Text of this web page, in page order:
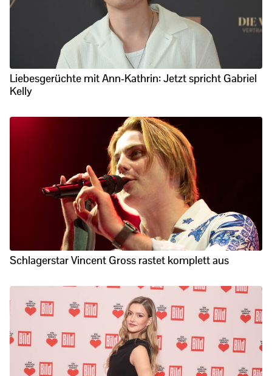
Liebesgerüchte mit Ann-Kathrin: Jetzt spricht Gabriel
Kelly
Schlagerstar Vincent Gross rastet komplett aus